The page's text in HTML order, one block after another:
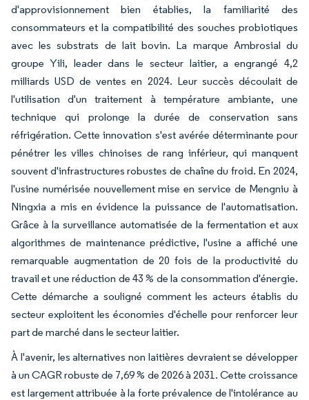
d'approvisionnement bien établies, la familiarité des
consommateurs et la compatibilité des souches probiotiques
avec les substrats de lait bovin. La marque Ambrosial du
groupe Yili, leader dans le secteur laitier, a engrangé 4,2
milliards USD de ventes en 2024. Leur succès découlait de
l'utilisation d'un traitement à température ambiante, une
technique qui prolonge la durée de conservation sans
réfrigération. Cette innovation s'est avérée déterminante pour
pénétrer les villes chinoises de rang inférieur, qui manquent
souvent d'infrastructures robustes de chaîne du froid. En 2024,
l'usine numérisée nouvellement mise en service de Mengniu à
Ningxia a mis en évidence la puissance de l'automatisation.
Grâce à la surveillance automatisée de la fermentation et aux
algorithmes de maintenance prédictive, l'usine a affiché une
remarquable augmentation de 20 fois de la productivité du
travail et une réduction de 43 % de la consommation d'énergie.
Cette démarche a souligné comment les acteurs établis du
secteur exploitent les économies d'échelle pour renforcer leur
part de marché dans le secteur laitier.
À l'avenir, les alternatives non laitières devraient se développer
à un CAGR robuste de 7,69 % de 2026 à 2031. Cette croissance
est largement attribuée à la forte prévalence de l'intolérance au